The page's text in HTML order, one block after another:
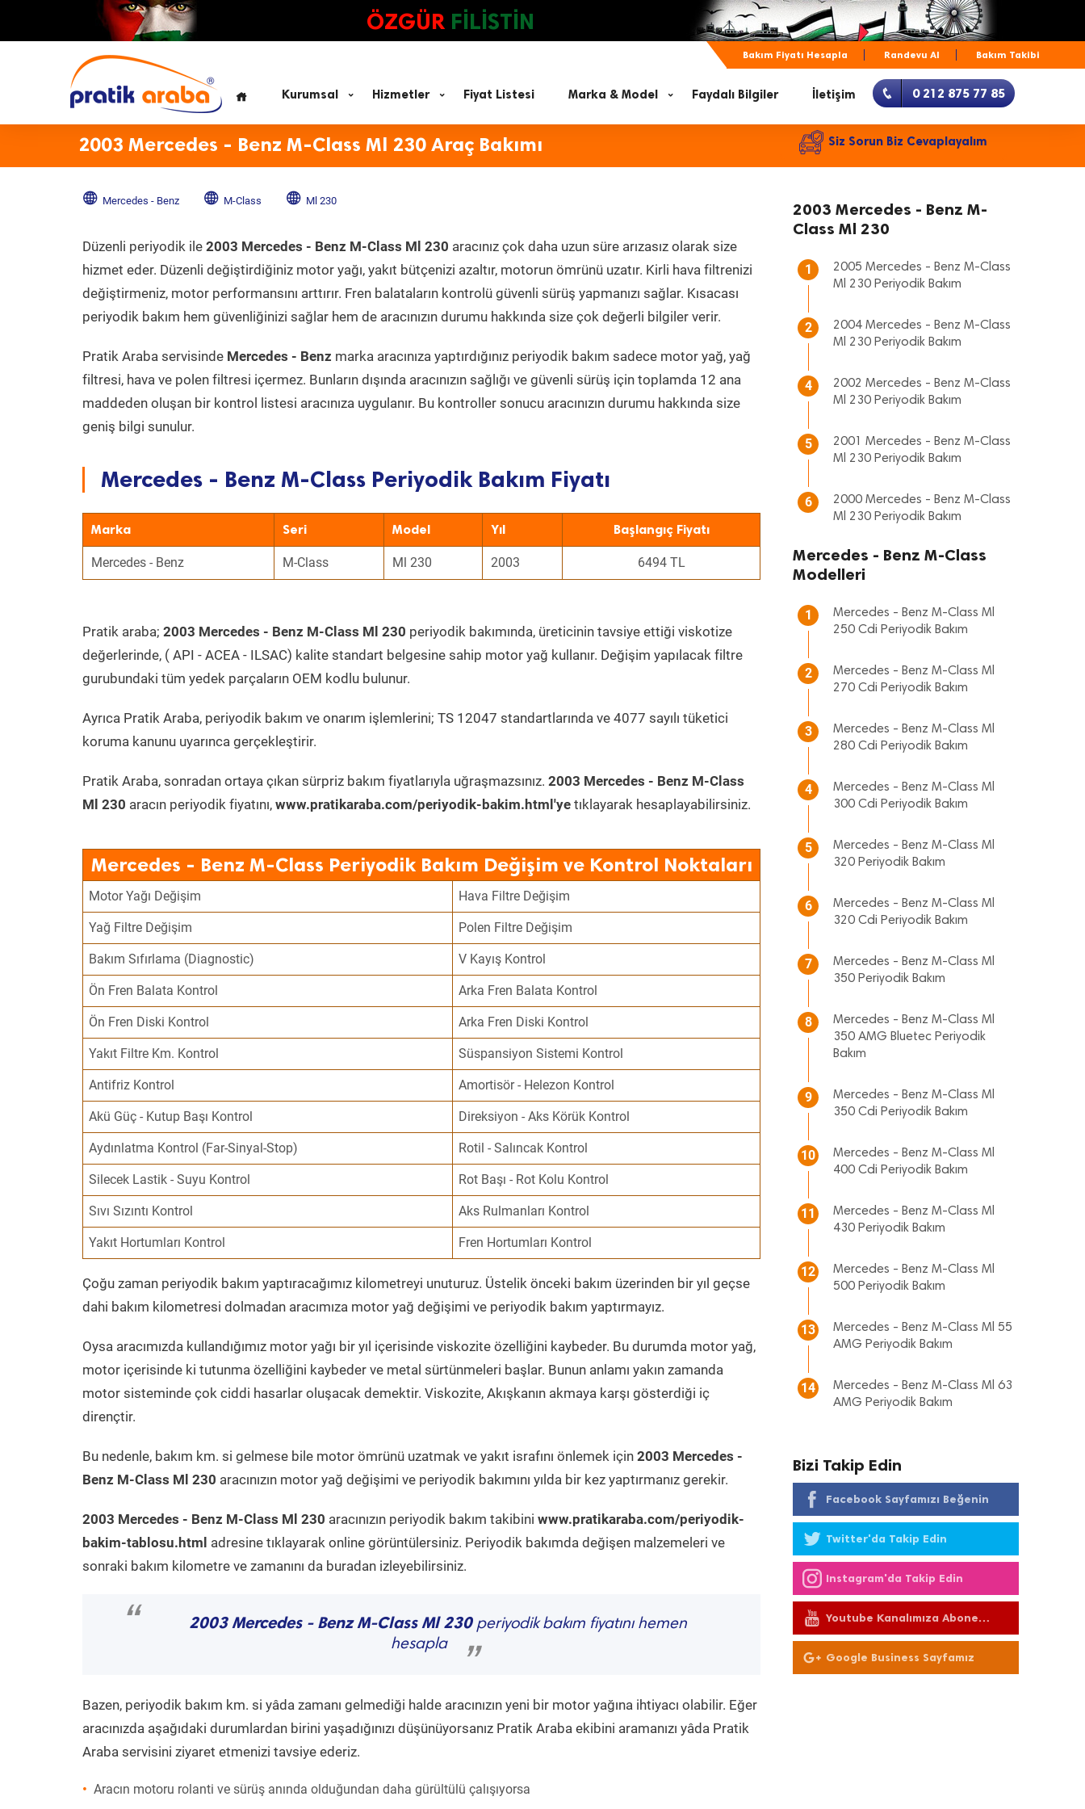
ÖZGÜR FİLİSTİN
Bakım Fiyatı Hesapla Randevu Al Bakım Takibi
Kurumsal Hizmetler Fiyat Listesi Marka & Model Faydalı Bilgiler İletişim 0 212 875 77 85
2003 Mercedes - Benz M-Class Ml 230 Araç Bakımı Siz Sorun Biz Cevaplayalım
Mercedes - Benz M-Class Ml 230
Düzenli periyodik ile 2003 Mercedes - Benz M-Class Ml 230 aracınız çok daha uzun süre arızasız olarak size
hizmet eder. Düzenli değiştirdiğiniz motor yağı, yakıt bütçenizi azaltır, motorun ömrünü uzatır. Kirli hava filtrenizi
değiştirmeniz, motor performansını arttırır. Fren balataların kontrolü güvenli sürüş yapmanızı sağlar. Kısacası
periyodik bakım hem güvenliğinizi sağlar hem de aracınızın durumu hakkında size çok değerli bilgiler verir.
Pratik Araba servisinde Mercedes - Benz marka aracınıza yaptırdığınız periyodik bakım sadece motor yağ, yağ
filtresi, hava ve polen filtresi içermez. Bunların dışında aracınızın sağlığı ve güvenli sürüş için toplamda 12 ana
maddeden oluşan bir kontrol listesi aracınıza uygulanır. Bu kontroller sonucu aracınızın durumu hakkında size
geniş bilgi sunulur.
Mercedes - Benz M-Class Periyodik Bakım Fiyatı
Marka Seri Model Yıl Başlangıç Fiyatı
Mercedes - Benz M-Class Ml 230 2003 6494 TL
Pratik araba; 2003 Mercedes - Benz M-Class Ml 230 periyodik bakımında, üreticinin tavsiye ettiği viskotize
değerlerinde, ( API - ACEA - ILSAC) kalite standart belgesine sahip motor yağ kullanır. Değişim yapılacak filtre
gurubundaki tüm yedek parçaların OEM kodlu bulunur.
Ayrıca Pratik Araba, periyodik bakım ve onarım işlemlerini; TS 12047 standartlarında ve 4077 sayılı tüketici
koruma kanunu uyarınca gerçekleştirir.
Pratik Araba, sonradan ortaya çıkan sürpriz bakım fiyatlarıyla uğraşmazsınız. 2003 Mercedes - Benz M-Class
Ml 230 aracın periyodik fiyatını, www.pratikaraba.com/periyodik-bakim.html'ye tıklayarak hesaplayabilirsiniz.
Mercedes - Benz M-Class Periyodik Bakım Değişim ve Kontrol Noktaları
Motor Yağı Değişim Hava Filtre Değişim
Yağ Filtre Değişim Polen Filtre Değişim
Bakım Sıfırlama (Diagnostic) V Kayış Kontrol
Ön Fren Balata Kontrol Arka Fren Balata Kontrol
Ön Fren Diski Kontrol Arka Fren Diski Kontrol
Yakıt Filtre Km. Kontrol Süspansiyon Sistemi Kontrol
Antifriz Kontrol Amortisör - Helezon Kontrol
Akü Güç - Kutup Başı Kontrol Direksiyon - Aks Körük Kontrol
Aydınlatma Kontrol (Far-Sinyal-Stop) Rotil - Salıncak Kontrol
Silecek Lastik - Suyu Kontrol Rot Başı - Rot Kolu Kontrol
Sıvı Sızıntı Kontrol Aks Rulmanları Kontrol
Yakıt Hortumları Kontrol Fren Hortumları Kontrol
Çoğu zaman periyodik bakım yaptıracağımız kilometreyi unuturuz. Üstelik önceki bakım üzerinden bir yıl geçse
dahi bakım kilometresi dolmadan aracımıza motor yağ değişimi ve periyodik bakım yaptırmayız.
Oysa aracımızda kullandığımız motor yağı bir yıl içerisinde viskozite özelliğini kaybeder. Bu durumda motor yağ,
motor içerisinde ki tutunma özelliğini kaybeder ve metal sürtünmeleri başlar. Bunun anlamı yakın zamanda
motor sisteminde çok ciddi hasarlar oluşacak demektir. Viskozite, Akışkanın akmaya karşı gösterdiği iç
dirençtir.
Bu nedenle, bakım km. si gelmese bile motor ömrünü uzatmak ve yakıt israfını önlemek için 2003 Mercedes -
Benz M-Class Ml 230 aracınızın motor yağ değişimi ve periyodik bakımını yılda bir kez yaptırmanız gerekir.
2003 Mercedes - Benz M-Class Ml 230 aracınızın periyodik bakım takibini www.pratikaraba.com/periyodik-
bakim-tablosu.html adresine tıklayarak online görüntülersiniz. Periyodik bakımda değişen malzemeleri ve
sonraki bakım kilometre ve zamanını da buradan izleyebilirsiniz.
“ 2003 Mercedes - Benz M-Class Ml 230periyodik bakım fiyatını hemen
hesapla
”
Bazen, periyodik bakım km. si yâda zamanı gelmediği halde aracınızın yeni bir motor yağına ihtiyacı olabilir. Eğer
aracınızda aşağıdaki durumlardan birini yaşadığınızı düşünüyorsanız Pratik Araba ekibini aramanızı yâda Pratik
Araba servisini ziyaret etmenizi tavsiye ederiz.
Aracın motoru rolanti ve sürüş anında olduğundan daha gürültülü çalışıyorsa
2003 Mercedes - Benz M-
Class Ml 230
1
2005 Mercedes - Benz M-Class
Ml 230 Periyodik Bakım
2
2004 Mercedes - Benz M-Class
Ml 230 Periyodik Bakım
4
2002 Mercedes - Benz M-Class
Ml 230 Periyodik Bakım
5
2001 Mercedes - Benz M-Class
Ml 230 Periyodik Bakım
6
2000 Mercedes - Benz M-Class
Ml 230 Periyodik Bakım
Mercedes - Benz M-Class
Modelleri
1
Mercedes - Benz M-Class Ml
250 Cdi Periyodik Bakım
2
Mercedes - Benz M-Class Ml
270 Cdi Periyodik Bakım
3
Mercedes - Benz M-Class Ml
280 Cdi Periyodik Bakım
4
Mercedes - Benz M-Class Ml
300 Cdi Periyodik Bakım
5
Mercedes - Benz M-Class Ml
320 Periyodik Bakım
6
Mercedes - Benz M-Class Ml
320 Cdi Periyodik Bakım
7
Mercedes - Benz M-Class Ml
350 Periyodik Bakım
8
Mercedes - Benz M-Class Ml
350 AMG Bluetec Periyodik
Bakım
9
Mercedes - Benz M-Class Ml
350 Cdi Periyodik Bakım
10
Mercedes - Benz M-Class Ml
400 Cdi Periyodik Bakım
11
Mercedes - Benz M-Class Ml
430 Periyodik Bakım
12
Mercedes - Benz M-Class Ml
500 Periyodik Bakım
13
Mercedes - Benz M-Class Ml 55
AMG Periyodik Bakım
14
Mercedes - Benz M-Class Ml 63
AMG Periyodik Bakım
Bizi Takip Edin
Facebook Sayfamızı Beğenin
Twitter'da Takip Edin
Instagram'da Takip Edin
Youtube Kanalımıza Abone
Olun
Google Business Sayfamız